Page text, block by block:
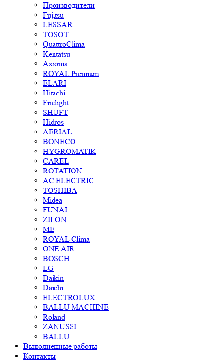
Производители
Fujitsu
LESSAR
TOSOT
QuattroClima
Kentatsu
Axioma
ROYAL Premium
ELARI
Hitachi
Firelight
SHUFT
Hidros
AERIAL
BONECO
HYGROMATIK
CAREL
ROTATION
AC ELECTRIC
TOSHIBA
Midea
FUNAI
ZILON
ME
ROYAL Clima
ONE AIR
BOSCH
LG
Daikin
Daichi
ELECTROLUX
BALLU MACHINE
Roland
ZANUSSI
BALLU
Выполненные работы
Контакты